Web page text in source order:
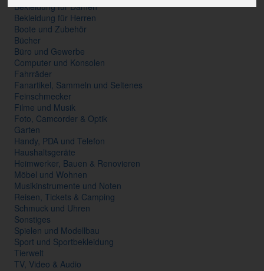
Bekleidung für Damen
Bekleidung für Herren
Boote und Zubehör
Bücher
Büro und Gewerbe
Computer und Konsolen
Fahrräder
Fanartikel, Sammeln und Seltenes
Feinschmecker
Filme und Musik
Foto, Camcorder & Optik
Garten
Handy, PDA und Telefon
Haushaltsgeräte
Heimwerker, Bauen & Renovieren
Möbel und Wohnen
Musikinstrumente und Noten
Reisen, Tickets & Camping
Schmuck und Uhren
Sonstiges
Spielen und Modellbau
Sport und Sportbekleidung
Tierwelt
TV, Video & Audio